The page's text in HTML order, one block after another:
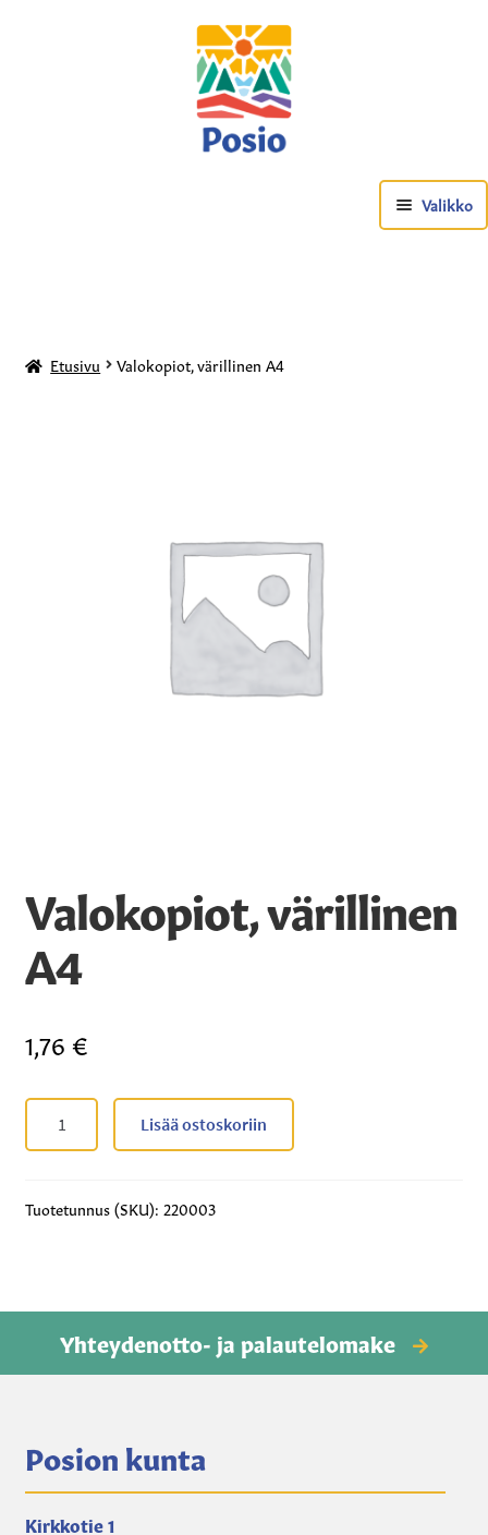
Valikko
Auton lämmityspaikat
Etusivu Valokopiot, värillinen A4
Valokopiot, värillinen
A4
1,76 €
Valokopiot,
värillinen
Lisää ostoskoriin
Tuotetunnus (SKU): 220003
Yhteydenotto- ja palautelomake
Posion kunta
Kirkkotie 1